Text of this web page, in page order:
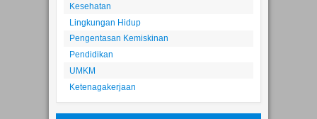
Lingkungan Hidup
Pengentasan Kemiskinan
Pendidikan
UMKM
Ketenagakerjaan